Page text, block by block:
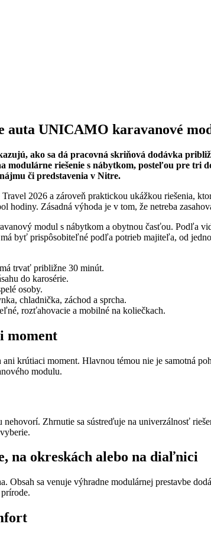
auta UNICAMO karavanové
ako sa dá pracovná skriňová dodávka
modulárne riešenie s nábytkom, posteľou pre tri
či predstavenia v Nitre.
2026 a zároveň praktickou ukážkou riešenia,
hodiny. Zásadná výhoda je v tom, že netreba
modul s nábytkom a obytnou časťou. Podľa
byť prispôsobiteľné podľa potrieb majiteľa, od
trvať približne 30 minút.
do karosérie.
osoby.
chladnička, záchod a sprcha.
rozťahovacie a mobilné na koliečkach.
moment
krútiaci moment. Hlavnou témou nie je samotná
modulu.
Zhrnutie sa sústreďuje na univerzálnosť
na okreskách alebo na diaľnici
Obsah sa venuje výhradne modulárnej prestavbe